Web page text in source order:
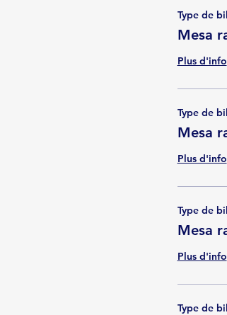
Type de
Mesa
Plus d'info
Type de
Mesa
Plus d'info
Type de
Mesa
Plus d'info
Type de